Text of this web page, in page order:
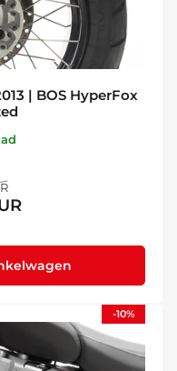
| BOS HyperFox
Aanbiedingsprijs
-10%